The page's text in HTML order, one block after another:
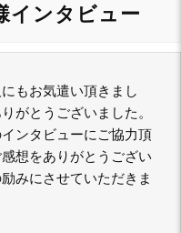
インタビュー
もお気遣い頂きまし
がとうございました。
ンタビューにご協力頂
想をありがとうござい
みにさせていただきま